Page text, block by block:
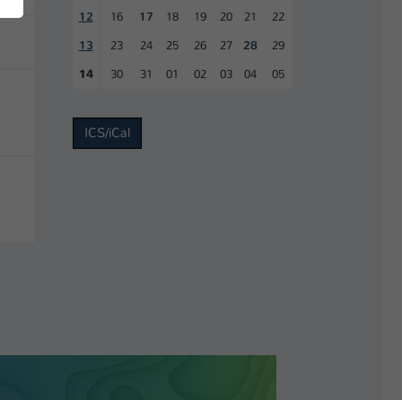
12
16 17 18 19 20 21
22
13
23 24 25 26 27 28 29
14 30 31 01 02 03 04 05
ICS/iCal